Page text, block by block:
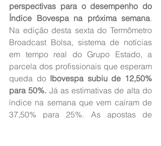
perspectivas para o desempenho do
Índice Bovespa na próxima semana.
Na edição desta sexta do Termômetro
Broadcast Bolsa, sistema de notícias
em tempo real do Grupo Estado, a
parcela dos profissionais que esperam
queda do Ibovespa subiu de 12,50%
para 50%. Já as estimativas de alta do
índice na semana que vem caíram de
37,50% para 25%. As apostas de